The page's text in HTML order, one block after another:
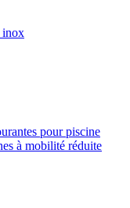
inox
pour piscine
à mobilité réduite